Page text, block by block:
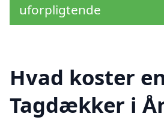
uforpligtende
Hvad koster
Tagdækker i